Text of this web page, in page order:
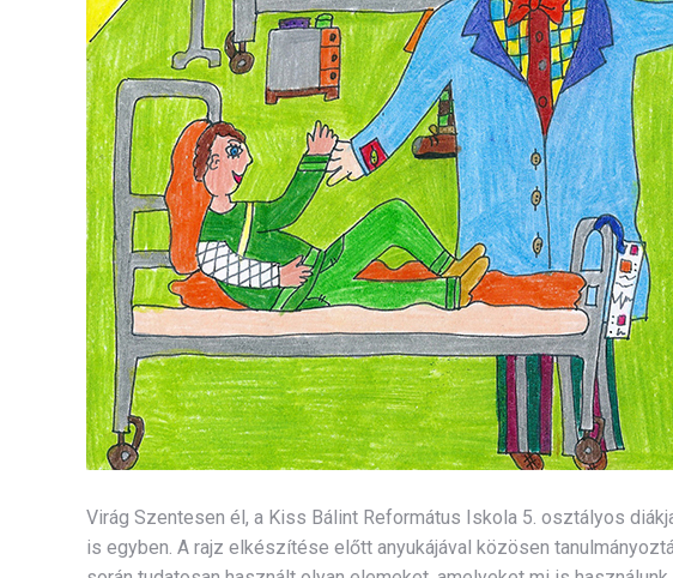
Virág Szentesen él, a Kiss Bálint Református Iskola 5. osztályos
is egyben. A rajz elkészítése előtt anyukájával közösen